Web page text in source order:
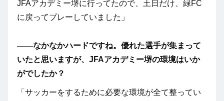
JFAアカデミー堺に行ってたので、土日だけ、緑FC
に戻ってプレーしていました」
――なかなかハードですね。優れた選手が集まって
いたと思いますが、JFAアカデミー堺の環境はいか
がでしたか？
「サッカーをするために必要な環境が全て整ってい